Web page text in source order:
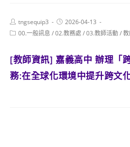
Post
author:
tngsequip3
Post
published:
2026-04-13
Post00.一般訊息 /02.教務處 /03.教師活動/
[教師資訊] 嘉義高中 辦理「
務:在全球化環境中提升跨文